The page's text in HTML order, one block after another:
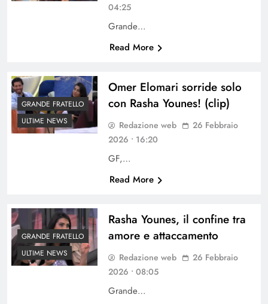
04:25
Grande…
Read More
GRANDE FRATELLO
ULTIME NEWS
Omer Elomari sorride solo
con Rasha Younes! (clip)
Redazione web
26 Febbraio
2026 • 16:20
GF,…
Read More
GRANDE FRATELLO
ULTIME NEWS
Rasha Younes, il confine tra
amore e attaccamento
Redazione web
26 Febbraio
2026 • 08:05
Grande…